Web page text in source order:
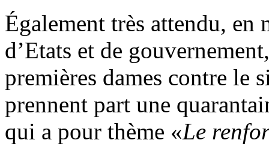
Également très attendu, en
d’Etats et de
premières dames contre le
prennent part une
qui a pour thème «Le